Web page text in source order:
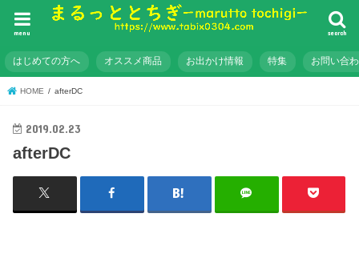
search
menu
はじめての方へ オススメ商品 お出かけ情報 特集 お問い合
HOME afterDC
2019.02.23
afterDC